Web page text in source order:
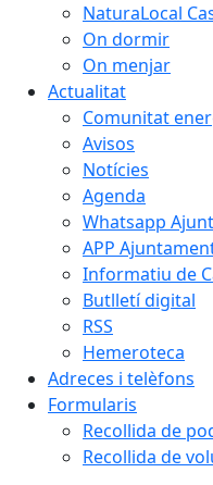
NaturaLocal
On dormir
On menjar
Actualitat
Comunitat
Avisos
Notícies
Agenda
Whatsapp
APP
Informatiu de
Butlletí digital
RSS
Hemeroteca
Adreces i telèfons
Formularis
Recollida de
Recollida de